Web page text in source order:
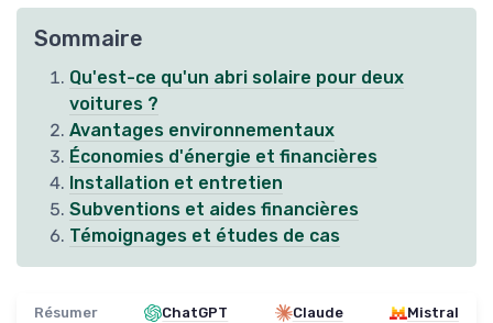
Sommaire
Qu'est-ce qu'un abri solaire pour deux
voitures ?
Avantages environnementaux
Économies d'énergie et financières
Installation et entretien
Subventions et aides financières
Témoignages et études de cas
Résumer ChatGPT Claude Mistral